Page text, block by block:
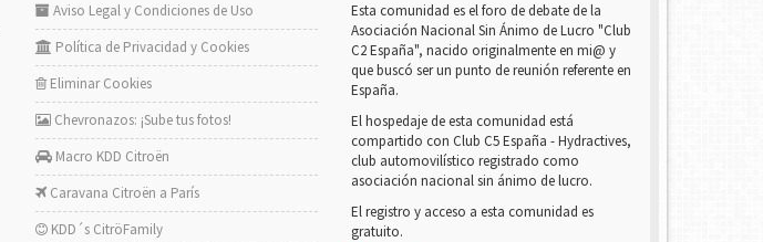
Aviso Legal y Condiciones de Uso
Política de Privacidad y Cookies
Eliminar Cookies
Chevronazos: ¡Sube tus fotos!
Macro KDD Citroën
Caravana Citroën a París
KDD´s CitröFamily
Esta comunidad es el foro de debate de la
Asociación Nacional Sin Ánimo de Lucro "Club
C2 España", nacido originalmente en mi@ y
que buscó ser un punto de reunión referente en
España.
El hospedaje de esta comunidad está
compartido con Club C5 España - Hydractives,
club automovilístico registrado como
asociación nacional sin ánimo de lucro.
El registro y acceso a esta comunidad es
gratuito.